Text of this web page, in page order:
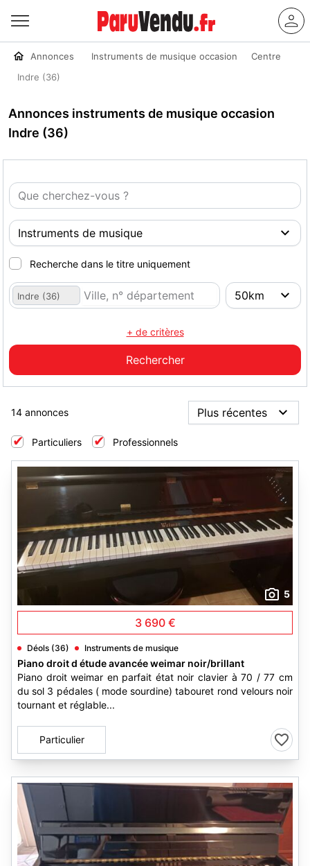
Annonces Instruments de musique occasion
Centre
Indre (36)
Annonces instruments de musique occasion
Indre (36)
Recherche dans le titre uniquement
Indre (36)
+ de critères
14 annonces
Particuliers Professionnels
5
3 690 €
Déols (36) Instruments de musique
Piano droit d étude avancée weimar noir/brillant
Piano droit weimar en parfait état noir clavier à 70 / 77 cm
du sol 3 pédales ( mode sourdine) tabouret rond velours noir
tournant et réglable...
Particulier